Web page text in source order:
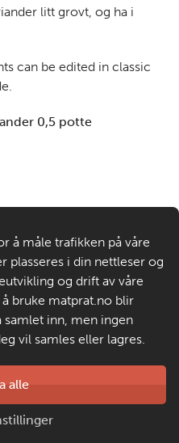
litt grovt, og ha i
can be edited in classic
0,5 potte
å måle trafikken på våre
plasseres i din nettleser og
og drift av våre
bruke matprat.no blir
inn, men ingen
vil samles eller lagres.
alle